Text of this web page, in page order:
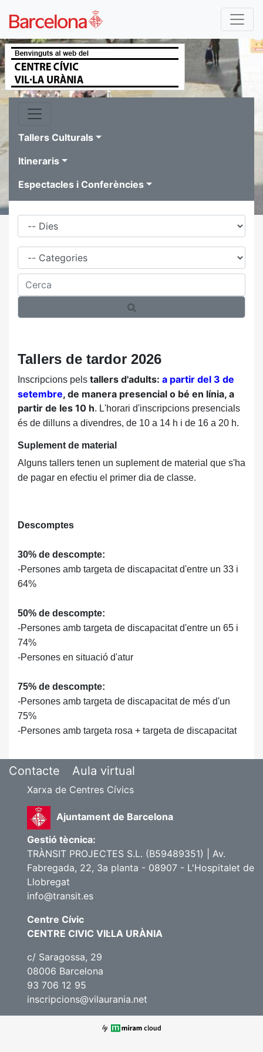
Tallers Culturals
Itineraris
Espectacles i Conferències
Dies
Família
Cerca
Tallers de tardor 2026
Inscripcions pels tallers d'adults: a partir del 3 de
setembre, de manera presencial o bé en línia, a
partir de les 10 h. L'horari d'inscripcions presencials
és de dilluns a divendres, de 10 a 14 h i de 16 a 20 h.
Suplement de material
Alguns tallers tenen un suplement de material que s'ha
de pagar en efectiu el primer dia de classe.
Descomptes
30% de descompte:
-Persones amb targeta de discapacitat d'entre un 33 i
64%
50% de descompte:
-Persones amb targeta de discapacitat d'entre un 65 i
74%
-Persones en situació d'atur
75% de descompte:
-Persones amb targeta de discapacitat de més d'un
75%
-Persones amb targeta rosa + targeta de discapacitat
Contacte Aula virtual
Xarxa de Centres Cívics
Ajuntament de Barcelona
Gestió tècnica:
TRÀNSIT PROJECTES S.L. (B59489351) | Av.
Fabregada, 22, 3a planta - 08907 - L'Hospitalet de
Llobregat
info@transit.es
Centre Cívic
CENTRE CIVIC VIL·LA URÀNIA
c/ Saragossa, 29
08006 Barcelona
93 706 12 95
inscripcions@vilaurania.net